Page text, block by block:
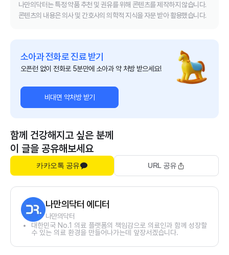
나만의닥터는 특정 약품 추천 및 권유를 위해 콘텐츠를 제작하지 않습니다.
콘텐츠의 내용은 의사 및 간호사의 의학적 지식을 자문 받아 활용했습니다.
소아과 전화로 진료 받기
오픈런 없이 전화로 5분만에 소아과 약 처방 받으세요!
비대면 약처방 받기
함께 건강해지고 싶은 분께
이 글을 공유해보세요
카카오톡 공유 URL 공유
나만의닥터 에디터
나만의닥터
대한민국 No.1 의료 플랫폼의 책임감으로 의료인과 함께 성장할
수 있는 의료 환경을 만들어나가는데 앞장서겠습니다.